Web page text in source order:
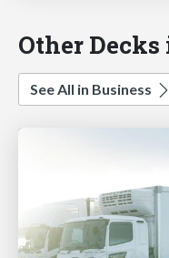
Other
See All in Business